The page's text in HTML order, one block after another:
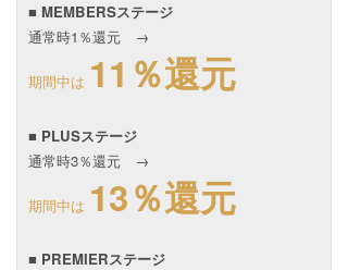
■ MEMBERSステージ
通常時1％還元 →
期間中は 11％還元
■ PLUSステージ
通常時3％還元 →
期間中は 13％還元
■ PREMIERステージ